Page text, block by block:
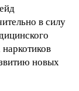
в силу
новых